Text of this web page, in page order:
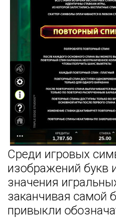
Среди игровых
изображений букв
значения
заканчивая самой
привыкли